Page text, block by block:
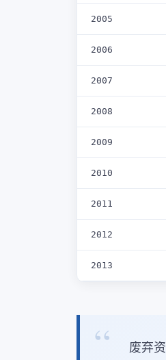
2005
2006
2007
2008
2009
2010
2011
2012
2013
废弃